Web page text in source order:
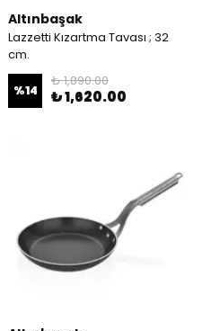
Altınbaşak
Lazzetti Kızartma Tavası ; 32
cm.
%14
₺ 1,890.00
₺ 1,620.00